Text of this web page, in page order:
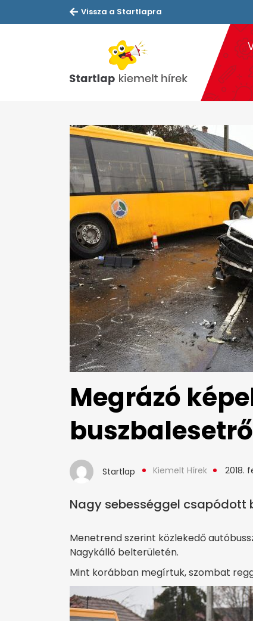
Vissza a Startlapra
Megrázó
Startlap Kiemelt Hírek 2018.
Nagy sebességgel csapódott
Menetrend szerint közlekedő
Nagykálló belterületén.
Mint korábban megírtuk, szombat